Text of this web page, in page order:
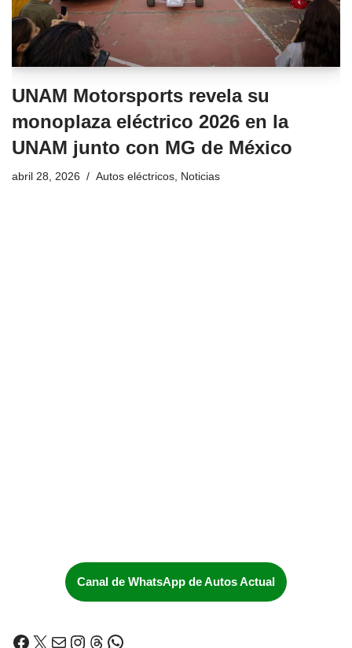
UNAM Motorsports revela su
monoplaza eléctrico 2026 en la
UNAM junto con MG de México
abril 28, 2026 Autos eléctricos Noticias
Canal de WhatsApp de Autos Actual